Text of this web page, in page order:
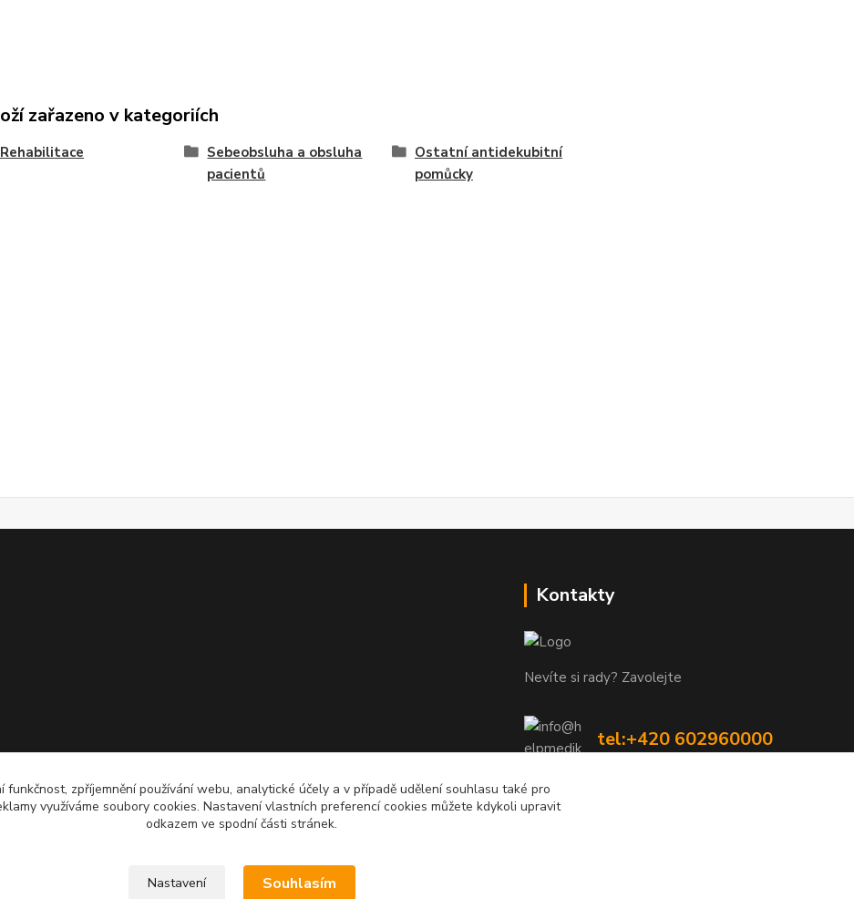
zařazeno v kategoriích
Rehabilitace
Sebeobsluha a obsluha
pacientů
Ostatní antidekubitní
pomůcky
Kontakty
Nevíte si rady? Zavolejte
tel:+420 602960000
info@helpmedikal.cz
funkčnost, zpříjemnění používání webu, analytické účely a v případě udělení souhlasu také pro
využíváme soubory cookies. Nastavení vlastních preferencí cookies můžete kdykoli upravit
odkazem ve spodní části stránek.
Nastavení Souhlasím